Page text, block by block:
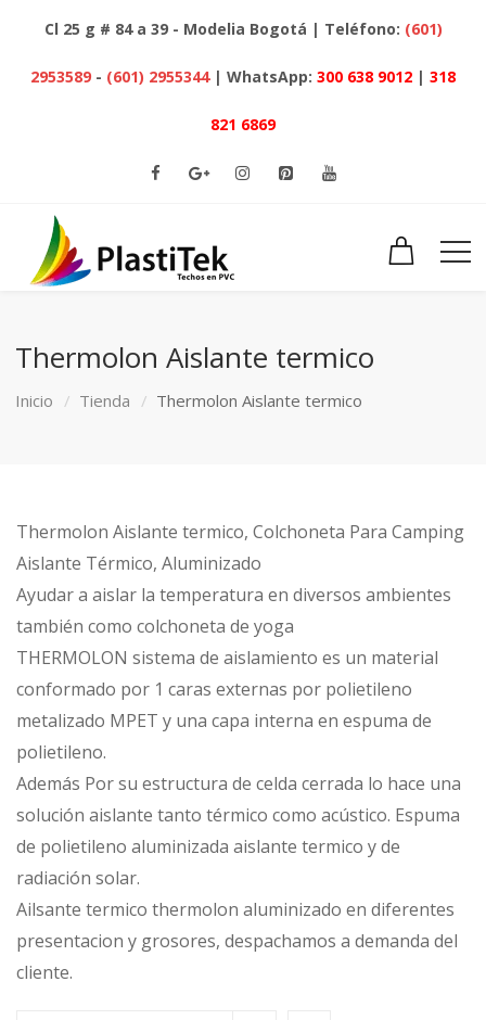
Cl 25 g # 84 a 39 - Modelia Bogotá | Teléfono: (601)
2953589 - (601) 2955344 | WhatsApp: 300 638 9012 | 318
821 6869
Thermolon Aislante termico
Inicio Tienda Thermolon Aislante termico
Thermolon Aislante termico, Colchoneta Para Camping
Aislante Térmico, Aluminizado
Ayudar a aislar la temperatura en diversos ambientes
también como colchoneta de yoga
THERMOLON sistema de aislamiento es un material
conformado por 1 caras externas por polietileno
metalizado MPET y una capa interna en espuma de
polietileno.
Además Por su estructura de celda cerrada lo hace una
solución aislante tanto térmico como acústico. Espuma
de polietileno aluminizada aislante termico y de
radiación solar.
Ailsante termico thermolon aluminizado en diferentes
presentacion y grosores, despachamos a demanda del
cliente.